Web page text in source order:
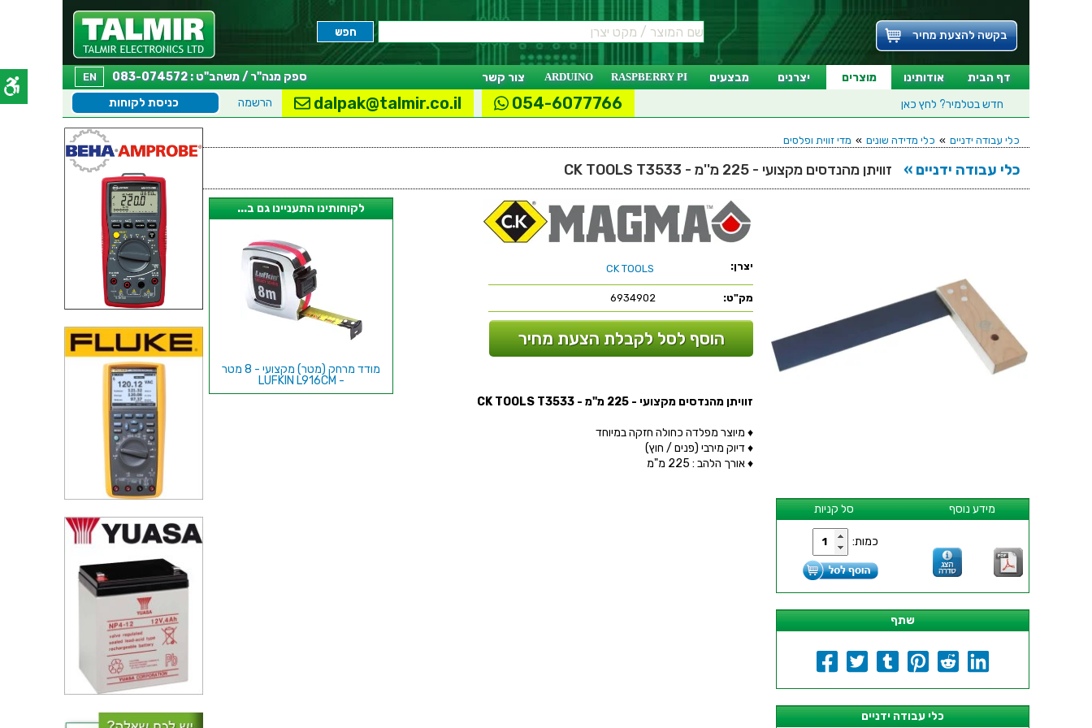
בקשה להצעת מחיר
דף הבית אודותינו מוצרים יצרנים מבצעים RASPBERRY PI
ARDUINO צור קשר EN
ספק מנה"ר / משהב"ט : 083-074572
חדש בטלמיר? לחץ כאן כניסת לקוחות הרשמה dalpak@talmir.co.il 054-6077766
כלי עבודה ידניים » כלי מדידה שונים » מדי זווית ופלסים
כלי עבודה ידניים » זוויתן מהנדסים מקצועי - 225 מ''מ - CK TOOLS T3533
סל קניות מידע נוסף
כמות:
שתף
כלי עבודה ידניים
יצרן: CK TOOLS
מק"ט: 6934902
הוסף לסל לקבלת הצעת מחיר
לקוחותינו התעניינו גם ב...
מודד מרחק (מטר) מקצועי - 8 מטר
- LUFKIN L916CM
זוויתן מהנדסים מקצועי - 225 מ''מ - CK TOOLS T3533
♦ מיוצר מפלדה כחולה חזקה במיוחד
♦ דיוק מירבי (פנים / חוץ)
♦ אורך הלהב : 225 מ"מ